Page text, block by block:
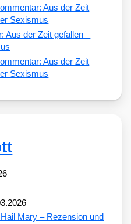
Aus der Zeit
Sexismus
Aus der Zeit gefallen –
Aus der Zeit
Sexismus
Mary – Rezension und